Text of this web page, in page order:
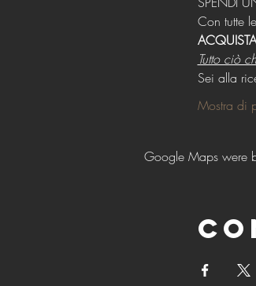
Con tutte
Tutto ciò
Sei alla
Mostra di
Google Maps were